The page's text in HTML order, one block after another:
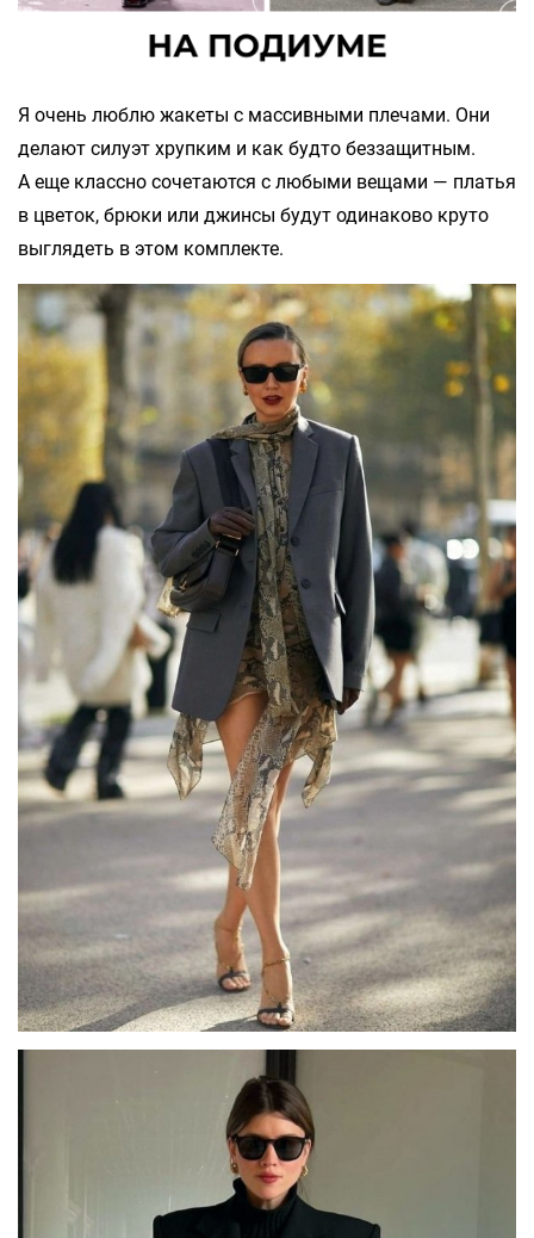
Я очень люблю жакеты с массивными плечами. Они
делают силуэт хрупким и как будто беззащитным.
А еще классно сочетаются с любыми вещами — платья
в цветок, брюки или джинсы будут одинаково круто
выглядеть в этом комплекте.